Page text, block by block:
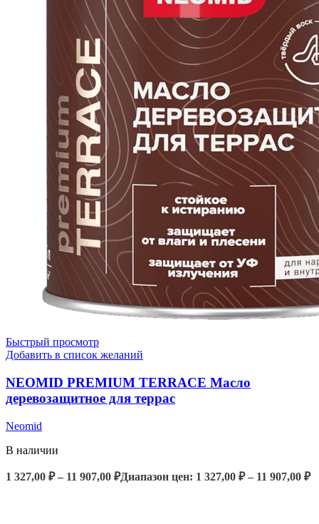
Быстрый просмотр
Добавить в список желаний
NEOMID PREMIUM TERRACE Масло
деревозащитное для террас
Neomid
В наличии
1 327,00 ₽ – 11 907,00 ₽Диапазон цен: 1 327,00 ₽ – 11 907,00 ₽